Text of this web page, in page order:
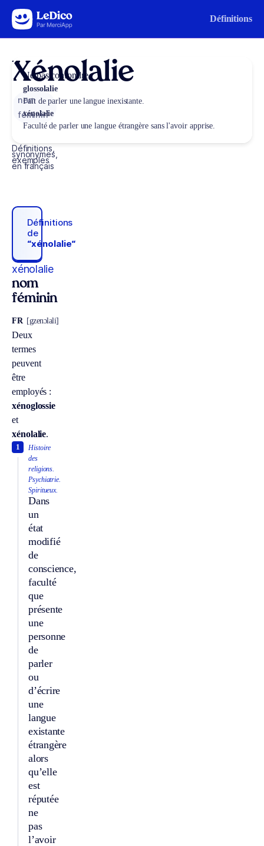
Aller au contenu Définitions
Xénolalie
nom
féminin
Définitions,
synonymes,
exemples
en français
Définitions
de
“xénolalie“
xénolalie
nom
féminin
FR [gzenɔlali]
Deux
termes
peuvent
être
employés :
xénoglossie
et
xénolalie.
Histoire
des
religions.
Psychiatrie.
Spiritueux.
Dans
un
état
modifié
de
conscience,
faculté
que
présente
une
personne
de
parler
ou
d’écrire
une
langue
existante
étrangère
alors
qu’elle
est
réputée
ne
pas
l’avoir
1
Ne pas confondre
glossolalie
Fait de parler une langue inexistante.
xénolalie
Faculté de parler une langue étrangère sans l'avoir apprise.